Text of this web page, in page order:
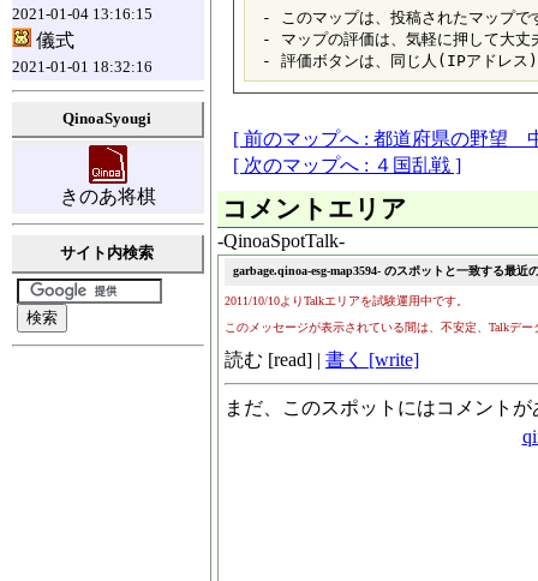
2021-01-04 13:16:15
儀式
2021-01-01 18:32:16
QinoaSyougi
きのあ将棋
サイト内検索
- このマップは、投稿されたマップで
- マップの評価は、気軽に押して大丈
[ 前のマップへ : 都道府県の野望
[ 次のマップへ : ４国乱戦 ]
コメントエリア
-QinoaSpotTalk-